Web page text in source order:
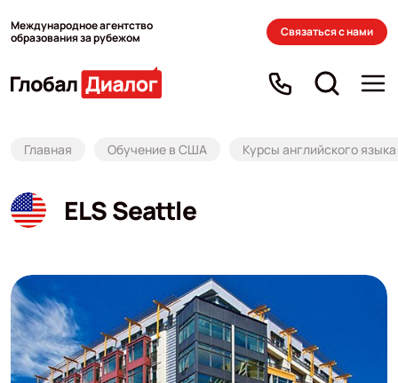
Международное агентство
образования за рубежом
Связаться с нами
Главная Обучение в США Курсы английского
ELS Seattle